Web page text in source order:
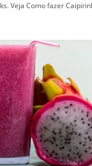
Veja Como fazer